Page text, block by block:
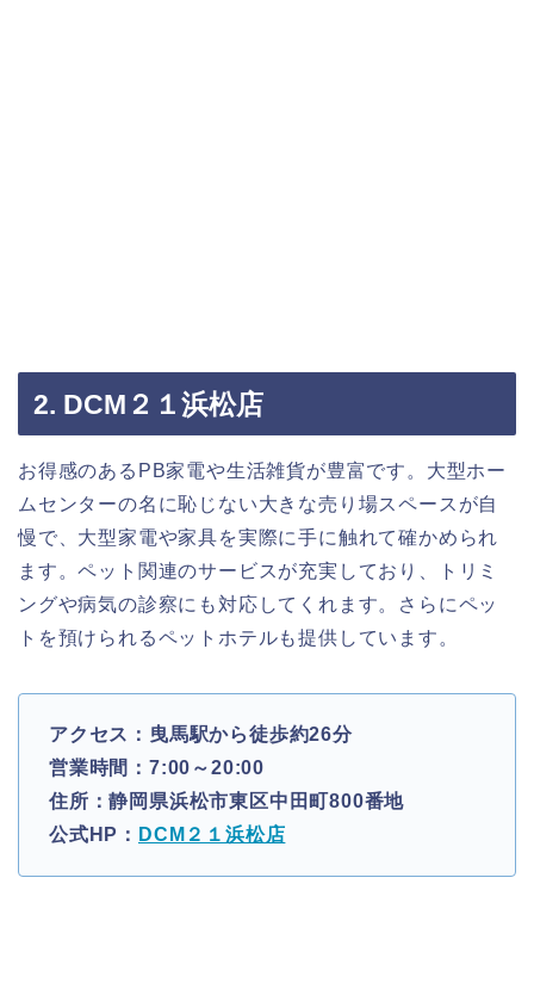
2. DCM２１浜松店
お得感のあるPB家電や生活雑貨が豊富です。大型ホー
ムセンターの名に恥じない大きな売り場スペースが自
慢で、大型家電や家具を実際に手に触れて確かめられ
ます。ペット関連のサービスが充実しており、トリミ
ングや病気の診察にも対応してくれます。さらにペッ
トを預けられるペットホテルも提供しています。
アクセス：曳馬駅から徒歩約26分
営業時間：7:00～20:00
住所：静岡県浜松市東区中田町800番地
公式HP： DCM２１浜松店